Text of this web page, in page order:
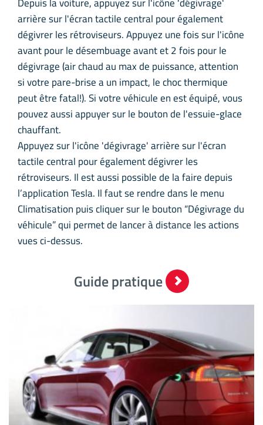
arrière sur l'écran tactile central pour également
dégivrer les rétroviseurs. Appuyez une fois sur l'icône
avant pour le désembuage avant et 2 fois pour le
dégivrage (air chaud au max de puissance, attention
si votre pare-brise a un impact, le choc thermique
peut être fatal!). Si votre véhicule en est équipé, vous
pouvez aussi appuyer sur le bouton de l'essuie-glace
chauffant.
Appuyez sur l'icône 'dégivrage' arrière sur l'écran
tactile central pour également dégivrer les
rétroviseurs. Il est aussi possible de la faire depuis
l’application Tesla. Il faut se rendre dans le menu
Climatisation puis cliquer sur le bouton “Dégivrage du
véhicule” qui permet de lancer à distance les actions
vues ci-dessus.
Guide pratique